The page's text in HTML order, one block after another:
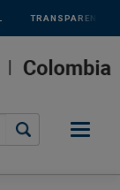
TRANSPARENCIA